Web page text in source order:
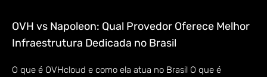
OVH vs Napoleon: Qual Provedor Oferece Melhor
Infraestrutura Dedicada no Brasil
O que é OVHcloud e como ela atua no Brasil O que é